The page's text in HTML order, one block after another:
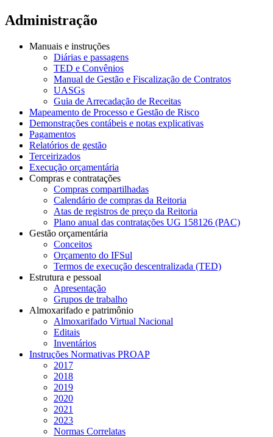
Administração
Manuais e instruções
Diárias e passagens
TED e Convênios
Manual de Gestão e Fiscalização de Contratos
UASGs
Guia de Arrecadação de Receitas
Mapeamento de Processo e Gestão de Risco
Demonstrações contábeis e notas explicativas
Pagamentos
Relatórios de gestão
Terceirizados
Execução orçamentária
Compras e contratações
Compras compartilhadas
Calendário de compras da Reitoria
Atas de registros de preço da Reitoria
Plano anual das contratações UG 158126 (PAC)
Gestão orçamentária
Conceitos
Orçamento do IFSul
Termos de execução descentralizada (TED)
Estrutura e pessoal
Apresentação
Grupos de trabalho
Almoxarifado e patrimônio
Almoxarifado Virtual Nacional
Editais
Inventários
Instruções Normativas PROAP
2017
2018
2019
2020
2021
2023
Normas Correlatas